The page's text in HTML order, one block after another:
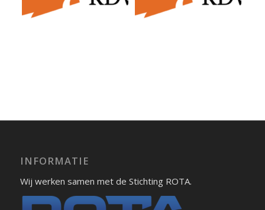
INFORMATIE
Wij werken samen met de Stichting ROTA.